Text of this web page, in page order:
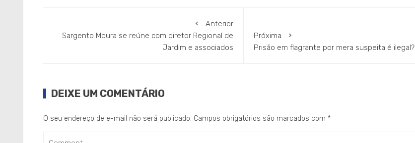
Anterior
Sargento Moura se reúne com diretor Regional de
Jardim e associados
Próxima
Prisão em flagrante por mera suspeita é ilegal?
DEIXE UM COMENTÁRIO
O seu endereço de e-mail não será publicado. Campos obrigatórios são marcados com *